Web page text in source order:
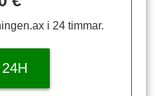
i 24 timmar.